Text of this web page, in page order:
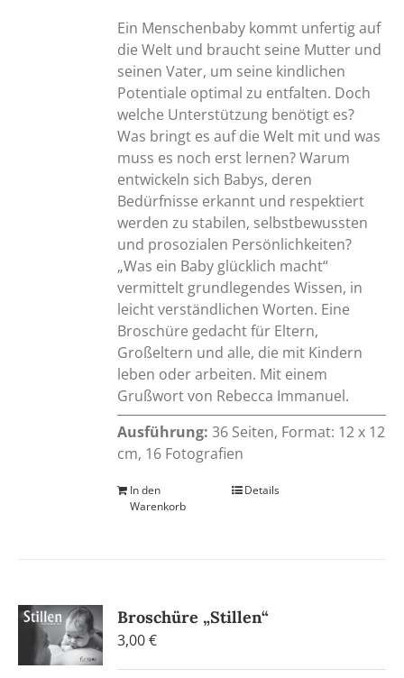
Ein Menschenbaby kommt unfertig auf
die Welt und braucht seine Mutter und
seinen Vater, um seine kindlichen
Potentiale optimal zu entfalten. Doch
welche Unterstützung benötigt es?
Was bringt es auf die Welt mit und was
muss es noch erst lernen? Warum
entwickeln sich Babys, deren
Bedürfnisse erkannt und respektiert
werden zu stabilen, selbstbewussten
und prosozialen Persönlichkeiten?
„Was ein Baby glücklich macht“
vermittelt grundlegendes Wissen, in
leicht verständlichen Worten. Eine
Broschüre gedacht für Eltern,
Großeltern und alle, die mit Kindern
leben oder arbeiten. Mit einem
Grußwort von Rebecca Immanuel.
Ausführung: 36 Seiten, Format: 12 x 12
cm, 16 Fotografien
In den
Warenkorb
Details
Broschüre „Stillen“
3,00€